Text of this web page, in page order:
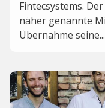
Fintecsystems.
näher genannte
Übernahme seine...